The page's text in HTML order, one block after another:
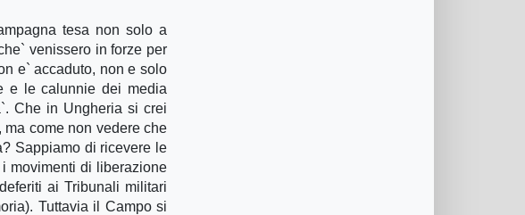
tesa non solo a
venissero in forze per
e` accaduto, non e solo
e le calunnie dei media
Che in Ungheria si crei
come non vedere che
Sappiamo di ricevere le
movimenti di liberazione
ai Tribunali militari
Tuttavia il Campo si